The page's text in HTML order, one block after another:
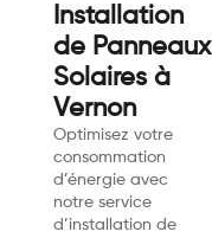
Installation
de Panneaux
Solaires à
Vernon
Optimisez votre
consommation
d’énergie avec
notre service
d’installation de